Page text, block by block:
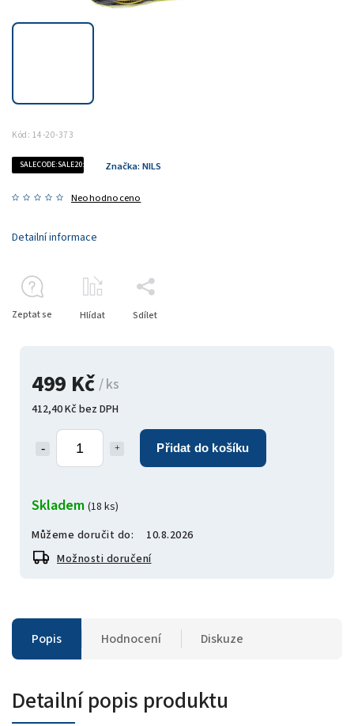
Kód: 14-20-373
SALECODE:SALE20:20:%
Neohodnoceno
Značka: NILS
499 Kč / ks
412,40 Kč bez DPH
Přidat do košíku
Skladem (18 ks)
Můžeme doručit do:
10.8.2026
Možnosti doručení
Detailní informace
Zeptat se Hlídat Sdílet
Popis Hodnocení Diskuze
Detailní popis produktu